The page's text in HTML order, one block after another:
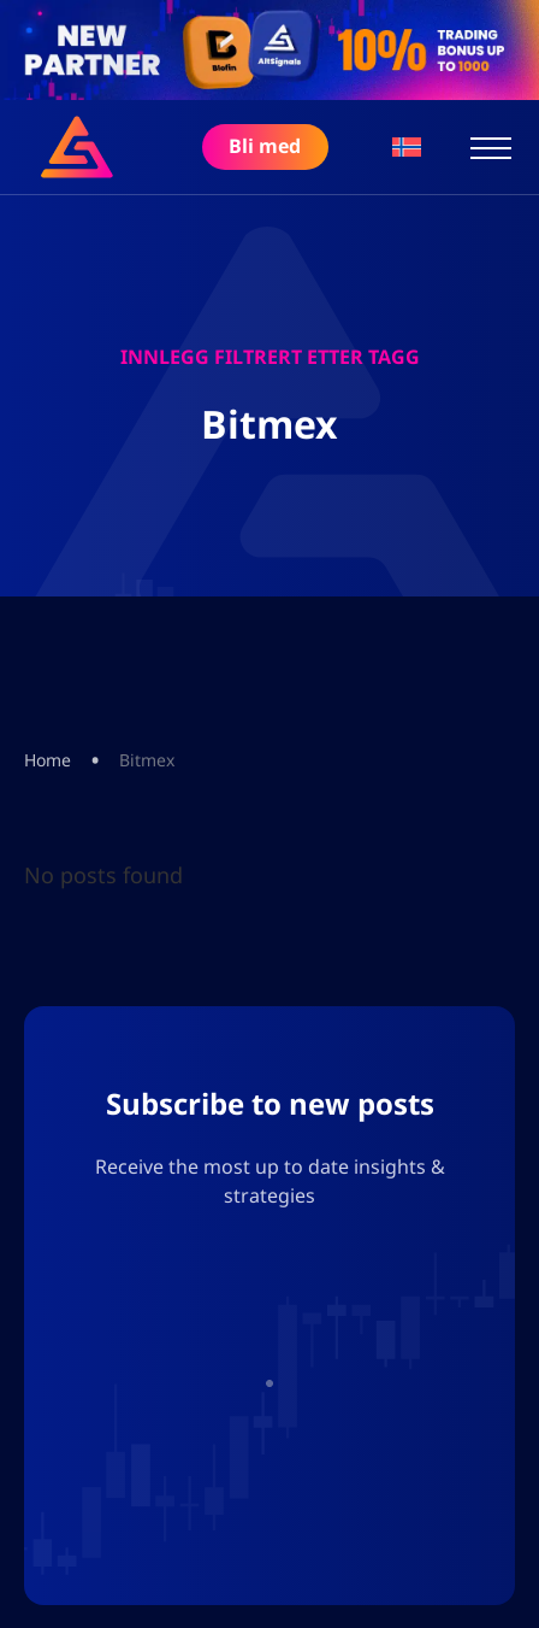
Bli med
INNLEGG FILTRERT ETTER TAGG
Bitmex
Home • Bitmex
No posts found
Subscribe to new posts
Receive the most up to date insights &
strategies